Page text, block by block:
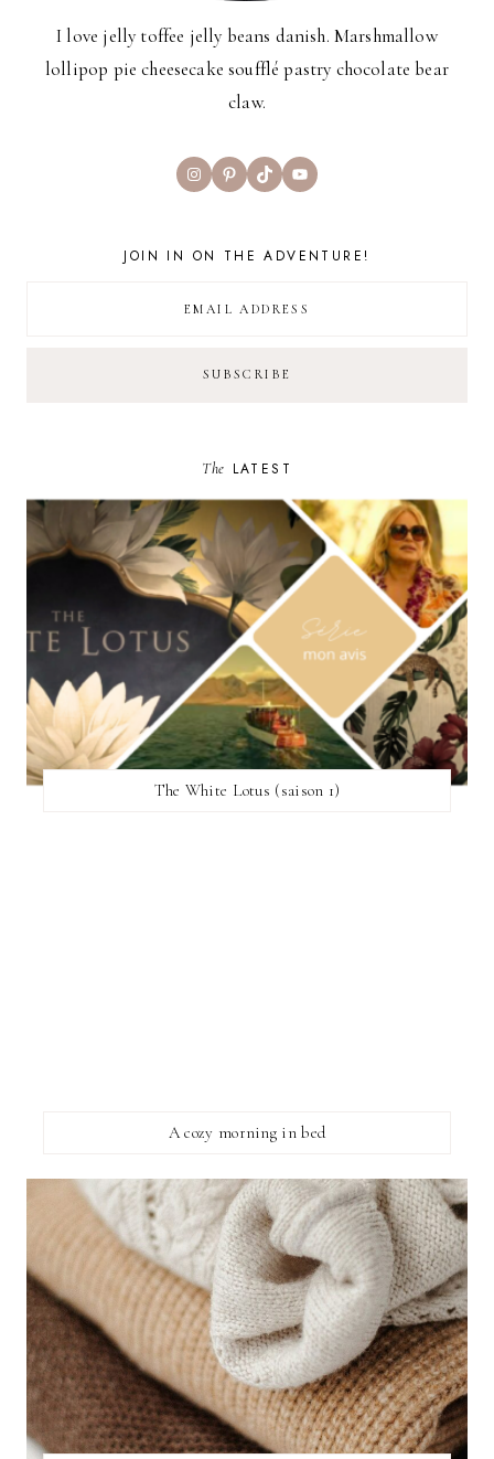
I love jelly toffee jelly beans danish. Marshmallow
lollipop pie cheesecake soufflé pastry chocolate bear
claw.
InstagramPinterest
TikTokYouTube
JOIN IN ON THE ADVENTURE!
The LATEST
The White Lotus (saison 1)
A cozy morning in bed